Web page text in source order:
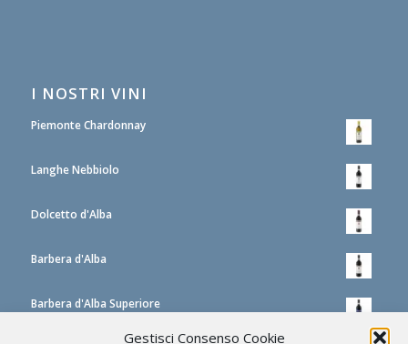
Gestisci Consenso Cookie
I NOSTRI VINI
Piemonte Chardonnay
Langhe Nebbiolo
Dolcetto d'Alba
Barbera d'Alba
Barbera d'Alba Superiore